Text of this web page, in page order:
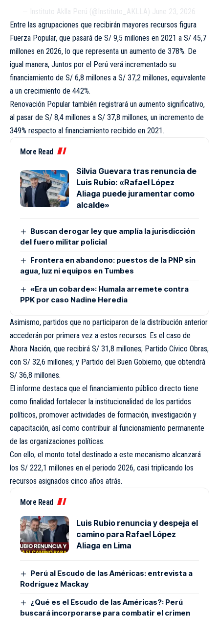
— Instituto Aklla Perú (@Instituto_AKLLA) June 23, 2026
Entre las agrupaciones que recibirán mayores recursos figura
Fuerza Popular, que pasará de S/ 9,5 millones en 2021 a S/ 45,7
millones en 2026, lo que representa un aumento de 378%. De
igual manera, Juntos por el Perú verá incrementado su
financiamiento de S/ 6,8 millones a S/ 37,2 millones, equivalente
a un crecimiento de 442%.
Renovación Popular también registrará un aumento significativo,
al pasar de S/ 8,4 millones a S/ 37,8 millones, un incremento de
349% respecto al financiamiento recibido en 2021.
More Read
Silvia Guevara tras renuncia de
Luis Rubio: «Rafael López
Aliaga puede juramentar como
alcalde»
Buscan derogar ley que amplía la jurisdicción
del fuero militar policial
Frontera en abandono: puestos de la PNP sin
agua, luz ni equipos en Tumbes
«Era un cobarde»: Humala arremete contra
PPK por caso Nadine Heredia
Asimismo, partidos que no participaron de la distribución anterior
accederán por primera vez a estos recursos. Es el caso de
Ahora Nación, que recibirá S/ 31,8 millones; Partido Cívico Obras,
con S/ 32,6 millones; y Partido del Buen Gobierno, que obtendrá
S/ 36,8 millones.
El informe destaca que el financiamiento público directo tiene
como finalidad fortalecer la institucionalidad de los partidos
políticos, promover actividades de formación, investigación y
capacitación, así como contribuir al funcionamiento permanente
de las organizaciones políticas.
Con ello, el monto total destinado a este mecanismo alcanzará
los S/ 222,1 millones en el periodo 2026, casi triplicando los
recursos asignados cinco años atrás.
More Read
Luis Rubio renuncia y despeja el
camino para Rafael López
Aliaga en Lima
Perú al Escudo de las Américas: entrevista a
Rodríguez Mackay
¿Qué es el Escudo de las Américas?: Perú
buscará incorporarse para combatir el crimen